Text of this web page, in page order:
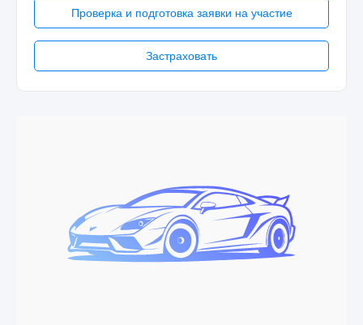
Проверка и подготовка заявки на участие
Застраховать